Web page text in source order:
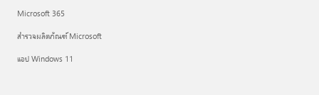
Microsoft 365
สำรวจผลิตภัณฑ์ Microsoft
แอป Windows 11